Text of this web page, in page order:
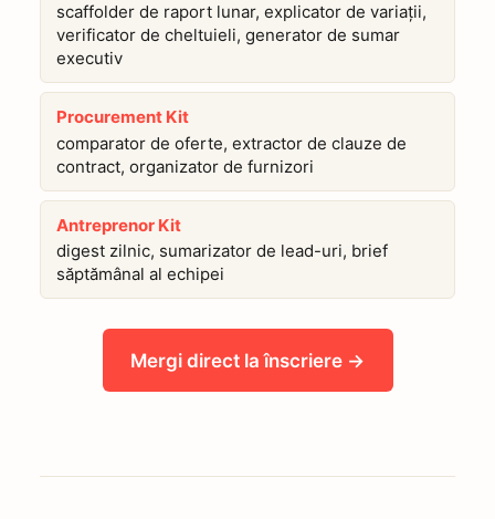
scaffolder de raport lunar, explicator de variații,
verificator de cheltuieli, generator de sumar
executiv
Procurement Kit
comparator de oferte, extractor de clauze de
contract, organizator de furnizori
Antreprenor Kit
digest zilnic, sumarizator de lead-uri, brief
săptămânal al echipei
Mergi direct la înscriere →